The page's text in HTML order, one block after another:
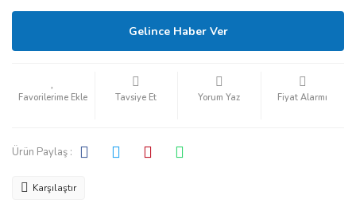
Gelince Haber Ver
Tavsiye Et Yorum Yaz Fiyat Alarmı
Ürün Paylaş :
Karşılaştır